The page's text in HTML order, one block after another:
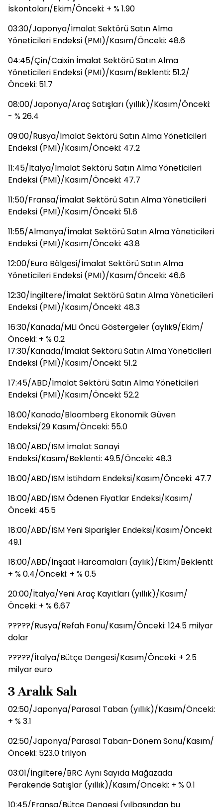
İskontoları/Ekim/Önceki: + % 1.90
03:30/Japonya/İmalat Sektörü Satın Alma
Yöneticileri Endeksi (PMI)/Kasım/Önceki: 48.6
04:45/Çin/Caixin İmalat Sektörü Satın Alma
Yöneticileri Endeksi (PMI)/Kasım/Beklenti: 51.2/
Önceki: 51.7
08:00/Japonya/Araç Satışları (yıllık)/Kasım/Önceki:
- % 26.4
09:00/Rusya/İmalat Sektörü Satın Alma Yöneticileri
Endeksi (PMI)/Kasım/Önceki: 47.2
11:45/İtalya/İmalat Sektörü Satın Alma Yöneticileri
Endeksi (PMI)/Kasım/Önceki: 47.7
11:50/Fransa/İmalat Sektörü Satın Alma Yöneticileri
Endeksi (PMI)/Kasım/Önceki: 51.6
11:55/Almanya/İmalat Sektörü Satın Alma Yöneticileri
Endeksi (PMI)/Kasım/Önceki: 43.8
12:00/Euro Bölgesi/İmalat Sektörü Satın Alma
Yöneticileri Endeksi (PMI)/Kasım/Önceki: 46.6
12:30/İngiltere/İmalat Sektörü Satın Alma Yöneticileri
Endeksi (PMI)/Kasım/Önceki: 48.3
16:30/Kanada/MLI Öncü Göstergeler (aylık9/Ekim/
Önceki: + % 0.2
17:30/Kanada/İmalat Sektörü Satın Alma Yöneticileri
Endeksi (PMI)/Kasım/Önceki: 51.2
17:45/ABD/İmalat Sektörü Satın Alma Yöneticileri
Endeksi (PMI)/Kasım/Önceki: 52.2
18:00/Kanada/Bloomberg Ekonomik Güven
Endeksi/29 Kasım/Önceki: 55.0
18:00/ABD/ISM İmalat Sanayi
Endeksi/Kasım/Beklenti: 49.5/Önceki: 48.3
18:00/ABD/ISM İstihdam Endeksi/Kasım/Önceki: 47.7
18:00/ABD/ISM Ödenen Fiyatlar Endeksi/Kasım/
Önceki: 45.5
18:00/ABD/ISM Yeni Siparişler Endeksi/Kasım/Önceki:
49.1
18:00/ABD/İnşaat Harcamaları (aylık)/Ekim/Beklenti:
+ % 0.4/Önceki: + % 0.5
20:00/İtalya/Yeni Araç Kayıtları (yıllık)/Kasım/
Önceki: + % 6.67
?????/Rusya/Refah Fonu/Kasım/Önceki: 124.5 milyar
dolar
?????/İtalya/Bütçe Dengesi/Kasım/Önceki: + 2.5
milyar euro
3 Aralık Salı
02:50/Japonya/Parasal Taban (yıllık)/Kasım/Önceki:
+ % 3.1
02:50/Japonya/Parasal Taban-Dönem Sonu/Kasım/
Önceki: 523.0 trilyon
03:01/İngiltere/BRC Aynı Sayıda Mağazada
Perakende Satışlar (yıllık)/Kasım/Önceki: + % 0.1